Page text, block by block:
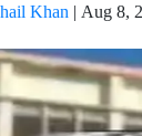
Khan | Aug 8,